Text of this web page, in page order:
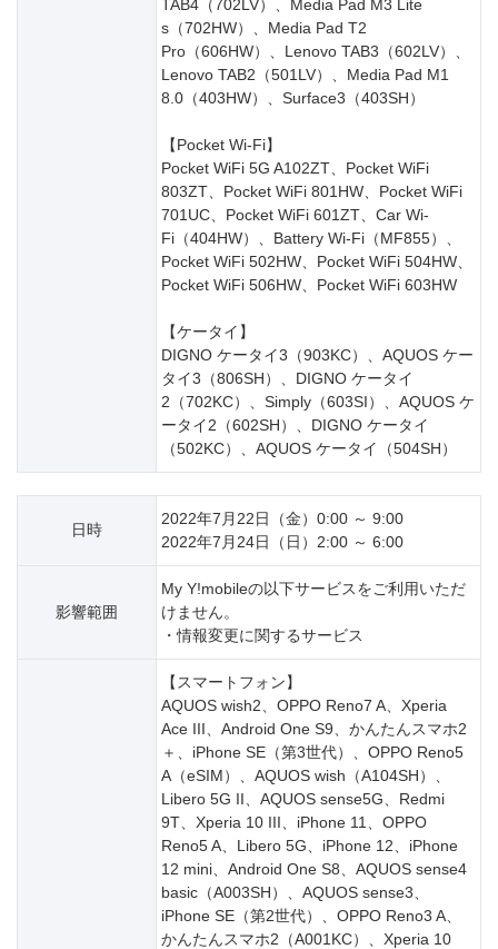
TAB4（702LV）、Media Pad M3 Lite
s（702HW）、Media Pad T2
Pro（606HW）、Lenovo TAB3（602LV）、
Lenovo TAB2（501LV）、Media Pad M1
8.0（403HW）、Surface3（403SH）
【Pocket Wi-Fi】
Pocket WiFi 5G A102ZT、Pocket WiFi
803ZT、Pocket WiFi 801HW、Pocket WiFi
701UC、Pocket WiFi 601ZT、Car Wi-
Fi（404HW）、Battery Wi-Fi（MF855）、
Pocket WiFi 502HW、Pocket WiFi 504HW、
Pocket WiFi 506HW、Pocket WiFi 603HW
【ケータイ】
DIGNO ケータイ3（903KC）、AQUOS ケー
タイ3（806SH）、DIGNO ケータイ
2（702KC）、Simply（603SI）、AQUOS ケ
ータイ2（602SH）、DIGNO ケータイ
（502KC）、AQUOS ケータイ（504SH）
日時
2022年7月22日（金）0:00 ～ 9:00
2022年7月24日（日）2:00 ～ 6:00
影響範囲
My Y!mobileの以下サービスをご利用いただ
けません。
・情報変更に関するサービス
【スマートフォン】
AQUOS wish2、OPPO Reno7 A、Xperia
Ace III、Android One S9、かんたんスマホ2
＋、iPhone SE（第3世代）、OPPO Reno5
A（eSIM）、AQUOS wish（A104SH）、
Libero 5G II、AQUOS sense5G、Redmi
9T、Xperia 10 III、iPhone 11、OPPO
Reno5 A、Libero 5G、iPhone 12、iPhone
12 mini、Android One S8、AQUOS sense4
basic（A003SH）、AQUOS sense3、
iPhone SE（第2世代）、OPPO Reno3 A、
かんたんスマホ2（A001KC）、Xperia 10